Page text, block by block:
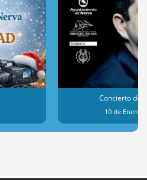
Concierto de
10 de Enero